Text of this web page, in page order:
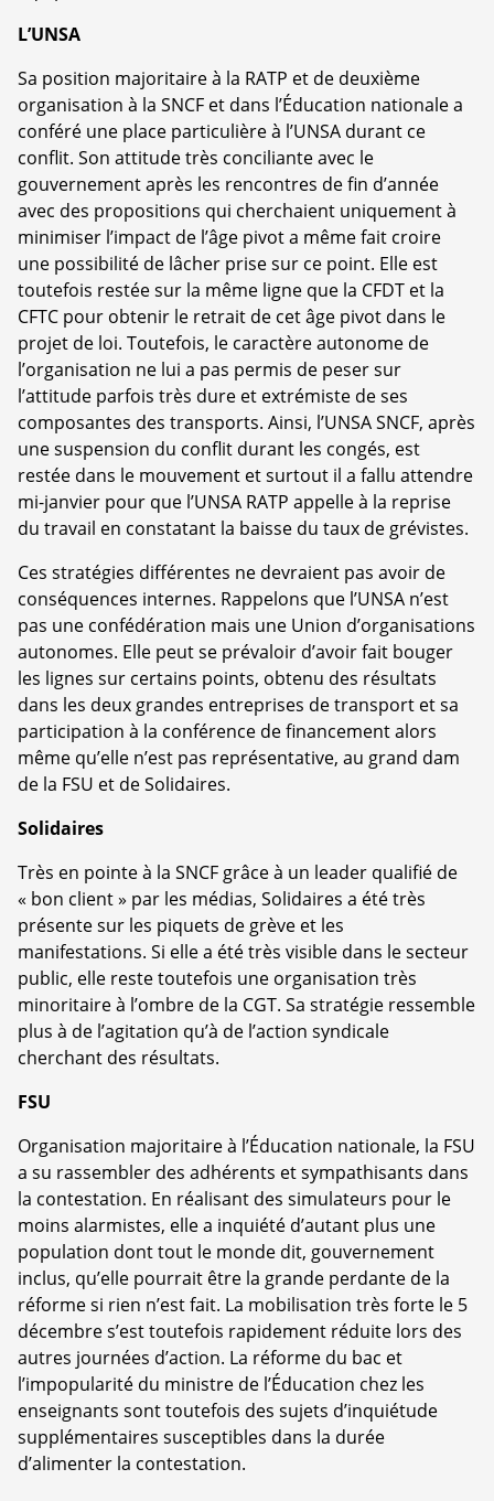
L’UNSA
Sa position majoritaire à la RATP et de deuxième
organisation à la SNCF et dans l’Éducation nationale a
conféré une place particulière à l’UNSA durant ce
conflit. Son attitude très conciliante avec le
gouvernement après les rencontres de fin d’année
avec des propositions qui cherchaient uniquement à
minimiser l’impact de l’âge pivot a même fait croire
une possibilité de lâcher prise sur ce point. Elle est
toutefois restée sur la même ligne que la CFDT et la
CFTC pour obtenir le retrait de cet âge pivot dans le
projet de loi. Toutefois, le caractère autonome de
l’organisation ne lui a pas permis de peser sur
l’attitude parfois très dure et extrémiste de ses
composantes des transports. Ainsi, l’UNSA SNCF, après
une suspension du conflit durant les congés, est
restée dans le mouvement et surtout il a fallu attendre
mi-janvier pour que l’UNSA RATP appelle à la reprise
du travail en constatant la baisse du taux de grévistes.
Ces stratégies différentes ne devraient pas avoir de
conséquences internes. Rappelons que l’UNSA n’est
pas une confédération mais une Union d’organisations
autonomes. Elle peut se prévaloir d’avoir fait bouger
les lignes sur certains points, obtenu des résultats
dans les deux grandes entreprises de transport et sa
participation à la conférence de financement alors
même qu’elle n’est pas représentative, au grand dam
de la FSU et de Solidaires.
Solidaires
Très en pointe à la SNCF grâce à un leader qualifié de
« bon client » par les médias, Solidaires a été très
présente sur les piquets de grève et les
manifestations. Si elle a été très visible dans le secteur
public, elle reste toutefois une organisation très
minoritaire à l’ombre de la CGT. Sa stratégie ressemble
plus à de l’agitation qu’à de l’action syndicale
cherchant des résultats.
FSU
Organisation majoritaire à l’Éducation nationale, la FSU
a su rassembler des adhérents et sympathisants dans
la contestation. En réalisant des simulateurs pour le
moins alarmistes, elle a inquiété d’autant plus une
population dont tout le monde dit, gouvernement
inclus, qu’elle pourrait être la grande perdante de la
réforme si rien n’est fait. La mobilisation très forte le 5
décembre s’est toutefois rapidement réduite lors des
autres journées d’action. La réforme du bac et
l’impopularité du ministre de l’Éducation chez les
enseignants sont toutefois des sujets d’inquiétude
supplémentaires susceptibles dans la durée
d’alimenter la contestation.